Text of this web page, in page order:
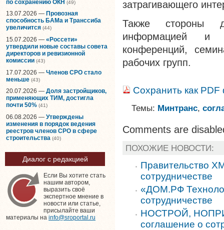
по сохранению ОКН (49)
13.07.2026 — Провозная
способность БАМа и Транссиба
увеличится (44)
15.07.2026 — «Россети»
утвердили новые составы совета
директоров и ревизионной
комиссии (43)
17.07.2026 — Членов СРО стало
меньше (43)
20.07.2026 — Доля застройщиков,
применяющих ТИМ, достигла
почти 50% (41)
06.08.2026 — Утверждены
изменения в порядок ведения
реестров членов СРО в сфере
строительства (40)
Диалог с редакцией
Если Вы хотите стать
нашим автором,
выразить своё
экспертное мнение в
новости или статье,
присылайте ваши
материалы на info@sroportal.ru
затрагивающего
Также стороны
информацией и
конференций,
рабочих групп.
Сохранить как
Темы: Минтранс,
Comments are
ПОХОЖИЕ НОВОСТИ:
Правительство
сотрудничестве
«ДОМ.РФ
сотрудничестве
НОСТРОЙ,
соглашение о